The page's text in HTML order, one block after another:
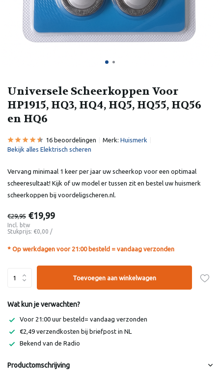
Universele Scheerkoppen Voor
HP1915, HQ3, HQ4, HQ5, HQ55, HQ56
en HQ6
16 beoordelingen Merk: Huismerk
Bekijk alles Elektrisch scheren
Vervang minimaal 1 keer per jaar uw scheerkop voor een optimaal
scheeresultaat! Kijk of uw model er tussen zit en bestel uw huismerk
scheerkoppen bij voordeligscheren.nl.
€29,95 €19,99
Incl. btw
Stukprijs: €0,00 /
* Op werkdagen voor 21:00 besteld = vandaag verzonden
Toevoegen aan winkelwagen
Wat kun je verwachten?
Voor 21:00 uur besteld= vandaag verzonden
€2,49 verzendkosten bij briefpost in NL
Bekend van de Radio
Productomschrijving